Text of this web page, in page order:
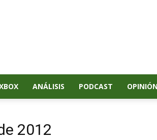
ANÁLISIS PODCAST OPINIÓN
2012